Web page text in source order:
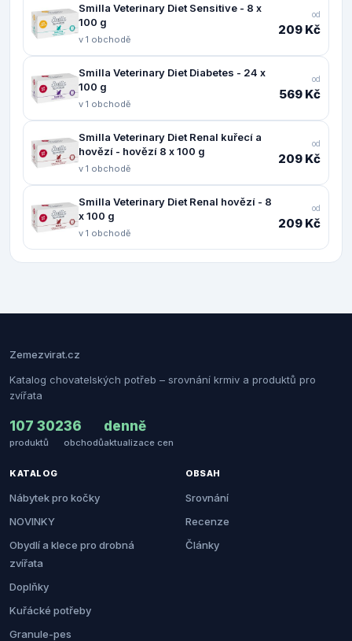
Smilla Veterinary Diet Sensitive - 8 x
100 g
v 1 obchodě
od
209 Kč
Smilla Veterinary Diet Diabetes - 24 x
100 g
v 1 obchodě
od
569 Kč
Smilla Veterinary Diet Renal kuřecí a
hovězí - hovězí 8 x 100 g
v 1 obchodě
od
209 Kč
Smilla Veterinary Diet Renal hovězí - 8
x 100 g
v 1 obchodě
od
209 Kč
Zemezvirat.cz
Katalog chovatelských potřeb – srovnání krmiv a produktů pro
zvířata
107 302
produktů
36
obchodů
denně
aktualizace cen
KATALOG
Nábytek pro kočky
NOVINKY
Obydlí a klece pro drobná
zvířata
Doplňky
Kuřácké potřeby
Granule-pes
OBSAH
Srovnání
Recenze
Články